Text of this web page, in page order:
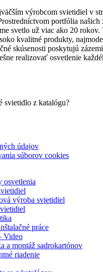
výrobcom svietidiel v
portfólia našich
svetlo už viac ako 20 rokov.
kvalitné produkty,
skúsenosti poskytujú
realizovať osvetlenie
svietidlo z katalógu?
údajov
súborov cookies
osvetlenia
výroba svietidiel
práce
Video
a montáž sadrokartónov
riadenie